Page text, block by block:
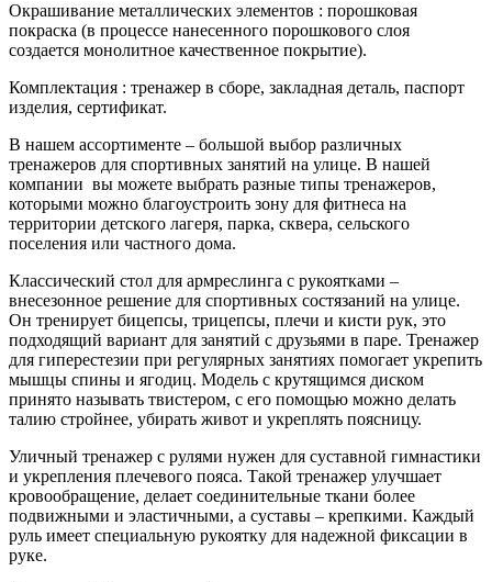
Окрашивание металлических элементов : порошковая
покраска (в процессе нанесенного порошкового слоя
создается монолитное качественное покрытие).
Комплектация : тренажер в сборе, закладная деталь, паспорт
изделия, сертификат.
В нашем ассортименте – большой выбор различных
тренажеров для спортивных занятий на улице. В нашей
компании вы можете выбрать разные типы тренажеров,
которыми можно благоустроить зону для фитнеса на
территории детского лагеря, парка, сквера, сельского
поселения или частного дома.
Классический стол для армреслинга с рукоятками –
внесезонное решение для спортивных состязаний на улице.
Он тренирует бицепсы, трицепсы, плечи и кисти рук, это
подходящий вариант для занятий с друзьями в паре. Тренажер
для гиперестезии при регулярных занятиях помогает укрепить
мышцы спины и ягодиц. Модель с крутящимся диском
принято называть твистером, с его помощью можно делать
талию стройнее, убирать живот и укреплять поясницу.
Уличный тренажер с рулями нужен для суставной гимнастики
и укрепления плечевого пояса. Такой тренажер улучшает
кровообращение, делает соединительные ткани более
подвижными и эластичными, а суставы – крепкими. Каждый
руль имеет специальную рукоятку для надежной фиксации в
руке.